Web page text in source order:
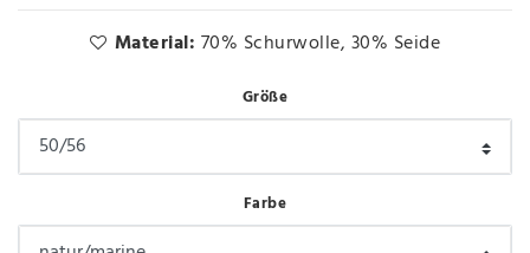
Material: 70% Schurwolle, 30% Seide
Größe
Farbe